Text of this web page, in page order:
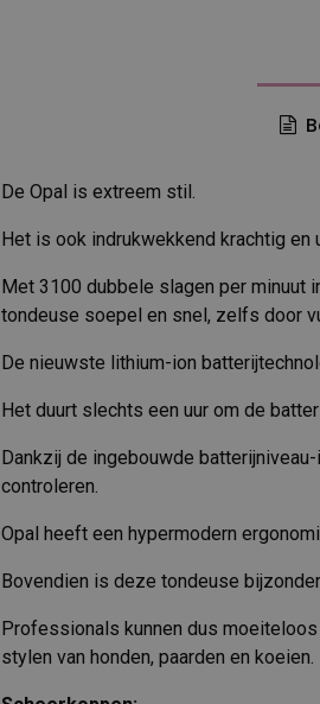
De Opal is extreem stil.
Het is ook indrukwekkend krachtig
Met 3100 dubbele slagen per minuut
tondeuse soepel en snel, zelfs door
De nieuwste lithium-ion
Het duurt slechts een uur om de
Dankzij de ingebouwde
controleren.
Opal heeft een hypermodern
Bovendien is deze tondeuse
Professionals kunnen dus
stylen van honden, paarden en koeien.